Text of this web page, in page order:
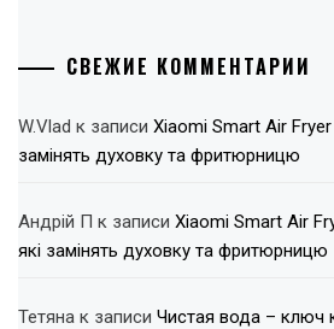
СВЕЖИЕ КОММЕНТАРИИ
W.Vlad к записи Xiaomi Smart Air Fryer
замінять духовку та фритюрницю
Андрій П к записи Xiaomi Smart Air
які замінять духовку та фритюрницю
Тетяна к записи Чистая вода – ключ